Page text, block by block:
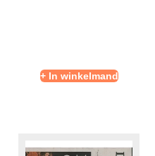
+ In winkelmand